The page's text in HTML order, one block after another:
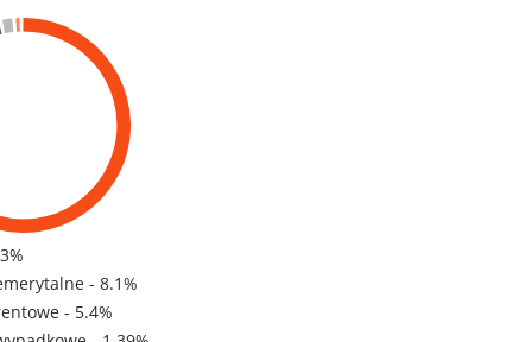
- 8.1%
- 5.4%